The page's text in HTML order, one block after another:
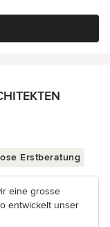
Erstberatung
eine grosse
entwickelt unser